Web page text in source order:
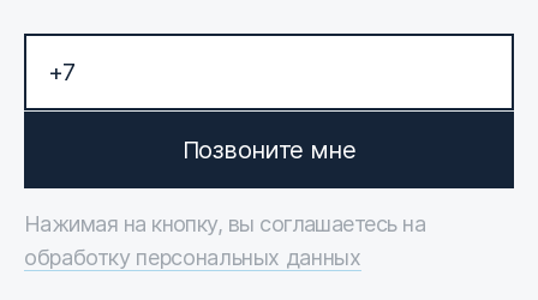
Позвоните мне
Нажимая на кнопку, вы соглашаетесь на
обработку персональных данных